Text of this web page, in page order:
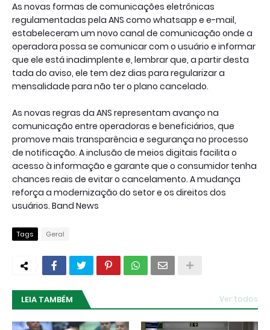
As novas formas de comunicações eletrônicas
regulamentadas pela ANS como whatsapp e e-mail,
estabeleceram um novo canal de comunicação onde a
operadora possa se comunicar com o usuário e informar
que ele está inadimplente e, lembrar que, a partir desta
tada do aviso, ele tem dez dias para regularizar a
mensalidade para não ter o plano cancelado.
As novas regras da ANS representam avanço na
comunicação entre operadoras e beneficiários, que
promove mais transparência e segurança no processo
de notificação. A inclusão de meios digitais facilita o
acesso à informação e garante que o consumidor tenha
chances reais de evitar o cancelamento. A mudança
reforça a modernização do setor e os direitos dos
usuários. Band News
Tags Geral
LEIA TAMBÉM Ver todos